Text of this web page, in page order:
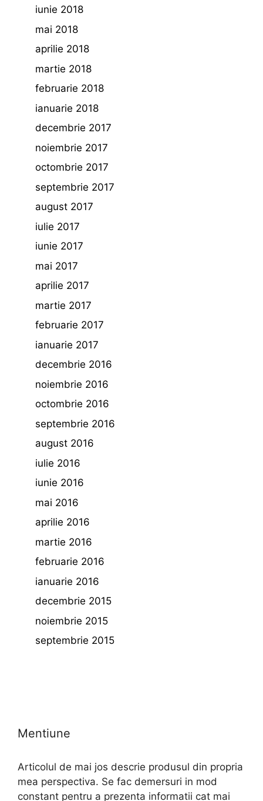
iunie 2018
mai 2018
aprilie 2018
martie 2018
februarie 2018
ianuarie 2018
decembrie 2017
noiembrie 2017
octombrie 2017
septembrie 2017
august 2017
iulie 2017
iunie 2017
mai 2017
aprilie 2017
martie 2017
februarie 2017
ianuarie 2017
decembrie 2016
noiembrie 2016
octombrie 2016
septembrie 2016
august 2016
iulie 2016
iunie 2016
mai 2016
aprilie 2016
martie 2016
februarie 2016
ianuarie 2016
decembrie 2015
noiembrie 2015
septembrie 2015
Mentiune
Articolul de mai jos descrie produsul din propria
mea perspectiva. Se fac demersuri in mod
constant pentru a prezenta informatii cat mai